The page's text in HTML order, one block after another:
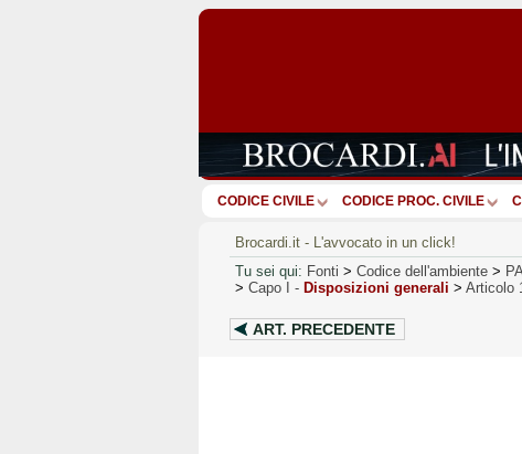
CODICE CIVILE CODICE PROC. CIVILE
Brocardi.it - L'avvocato in un click!
Tu sei qui: Fonti > Codice dell'ambiente >
> Capo I - Disposizioni generali > Articolo
ART. PRECEDENTE